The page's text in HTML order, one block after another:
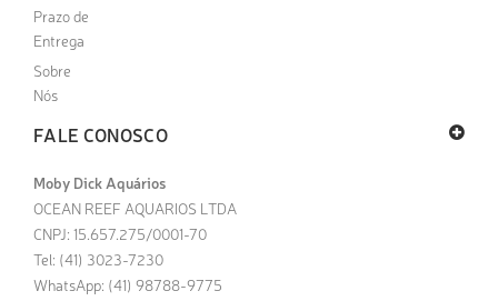
Prazo de
Entrega
Sobre
Nós
FALE CONOSCO
Moby Dick Aquários
OCEAN REEF AQUARIOS LTDA
CNPJ: 15.657.275/0001-70
Tel: (41) 3023-7230
WhatsApp: (41) 98788-9775